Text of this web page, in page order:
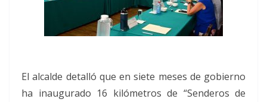
El alcalde detalló que en siete meses de gobierno
ha inaugurado 16 kilómetros de “Senderos de